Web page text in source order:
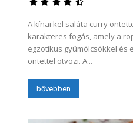
A kínai kel saláta curry
karakteres fogás, amely a
egzotikus gyümölcsökkel és
öntettel ötvözi. A...
bővebben